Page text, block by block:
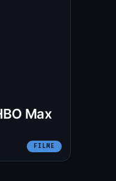
Max
FILME